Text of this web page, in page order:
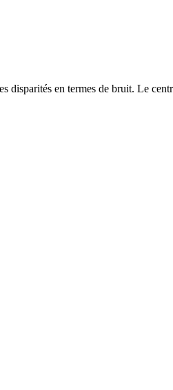
disparités en termes de bruit. Le